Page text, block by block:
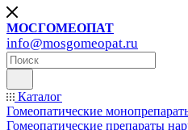
МОСГОМЕОПАТ
info@mosgomeopat.ru
Каталог
Гомеопатические
Гомеопатические препараты